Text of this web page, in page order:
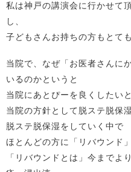
私は神戸の講演会に行かせて
し、
子どもさんお持ちの方もとて
当院で、なぜ「お医者さんに
いるのかというと
当院にあとぴーを良くしたい
当院の方針として脱ステ脱保
脱ステ脱保湿をしていく中で
ほとんどの方に「リバウンド
「リバウンドとは」今までよ